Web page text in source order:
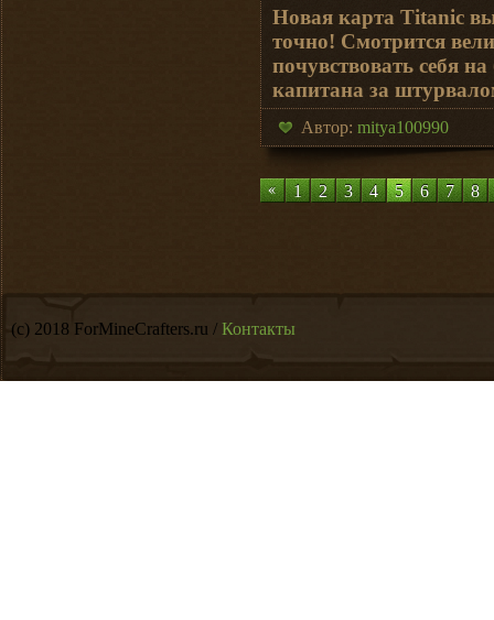
Новая карта Titanic
точно! Смотрится
почувствовать себя
капитана за
Автор: mitya100990
1 2 3 4 5 6 7 8
(c) 2018 ForMineCrafters.ru / Контакты